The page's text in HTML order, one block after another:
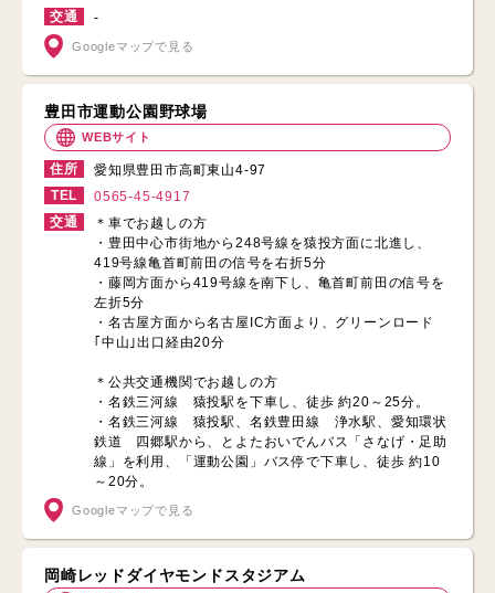
交通
-
Googleマップで見る
豊田市運動公園野球場
WEBサイト
住所
愛知県豊田市高町東山4-97
TEL
0565-45-4917
交通
＊車でお越しの方
・豊田中心市街地から248号線を猿投方面に北進し、
419号線亀首町前田の信号を右折5分
・藤岡方面から419号線を南下し、亀首町前田の信号を
左折5分
・名古屋方面から名古屋IC方面より、グリーンロード
｢中山｣出口経由20分
＊公共交通機関でお越しの方
・名鉄三河線 猿投駅を下車し、徒歩 約20～25分。
・名鉄三河線 猿投駅、名鉄豊田線 浄水駅、愛知環状
鉄道 四郷駅から、とよたおいでんバス「さなげ・足助
線」を利用、「運動公園」バス停で下車し、徒歩 約10
～20分。
Googleマップで見る
岡崎レッドダイヤモンドスタジアム